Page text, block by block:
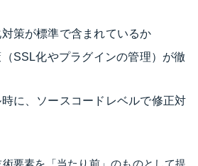
策が標準で含まれているか
SSL化やプラグインの管理）が徹
に、ソースコードレベルで修正対
要素を「当たり前」のものとして提